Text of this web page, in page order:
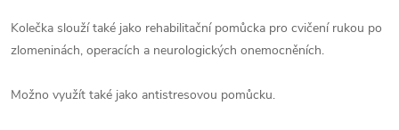
Kolečka slouží také jako rehabilitační pomůcka pro cvičení rukou po
zlomeninách, operacích a neurologických onemocněních.
Možno využít také jako antistresovou pomůcku.